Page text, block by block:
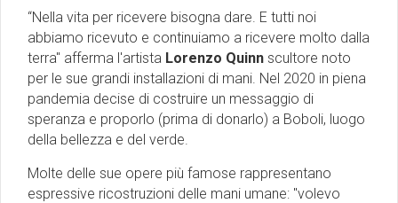
“Nella vita per ricevere bisogna dare. E tutti noi
abbiamo ricevuto e continuiamo a ricevere molto dalla
terra" afferma l'artista Lorenzo Quinn scultore noto
per le sue grandi installazioni di mani. Nel 2020 in piena
pandemia decise di costruire un messaggio di
speranza e proporlo (prima di donarlo) a Boboli, luogo
della bellezza e del verde.
Molte delle sue opere più famose rappresentano
espressive ricostruzioni delle mani umane: "volevo